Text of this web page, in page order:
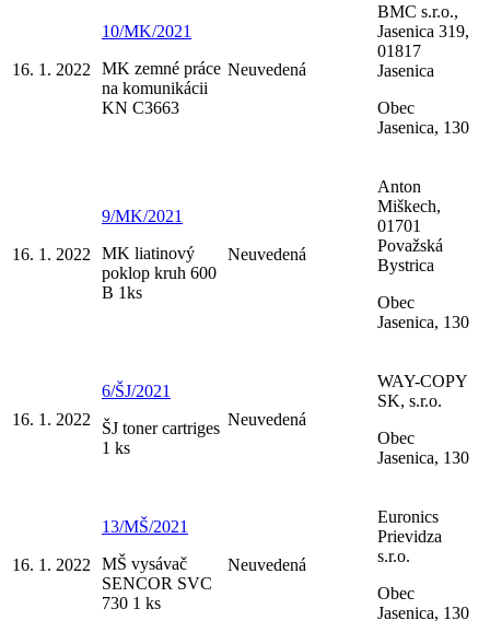
16. 1. 2022
10/MK/2021
MK zemné práce
na komunikácii
KN C3663
Neuvedená
BMC s.r.o.,
Jasenica 319,
01817
Jasenica
Obec
Jasenica, 130
16. 1. 2022
9/MK/2021
MK liatinový
poklop kruh 600
B 1ks
Neuvedená
Anton
Miškech,
01701
Považská
Bystrica
Obec
Jasenica, 130
16. 1. 2022
6/ŠJ/2021
ŠJ toner cartriges
1 ks
Neuvedená
WAY-COPY
SK, s.r.o.
Obec
Jasenica, 130
16. 1. 2022
13/MŠ/2021
MŠ vysávač
SENCOR SVC
730 1 ks
Neuvedená
Euronics
Prievidza
s.r.o.
Obec
Jasenica, 130